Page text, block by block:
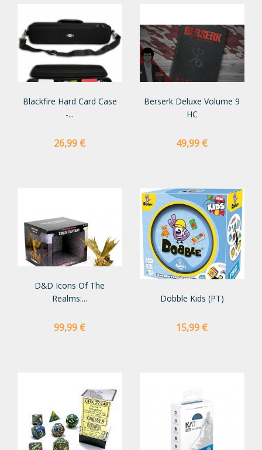
Blackfire Hard Card Case
-...
Preço
26,99 €
Berserk Deluxe Volume 9
HC
Preço
49,99 €
D&D Icons Of The
Realms:...
Preço
99,99 €
Dobble Kids (PT)
Preço
15,99 €